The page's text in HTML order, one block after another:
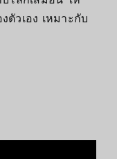
วเอง เหมาะกับ